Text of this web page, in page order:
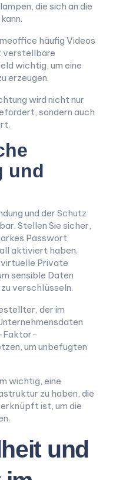
die sich an die
häufig Videos
verstellbare
wichtig, um eine
erzeugen.
wird nicht nur
sondern auch
und
und der Schutz
Stellen Sie sicher,
Passwort
aktiviert haben.
virtuelle Private
sensible Daten
verschlüsseln.
der im
Faktor-
um unbefugten
wichtig, eine
zu haben, die
ist, um die
und